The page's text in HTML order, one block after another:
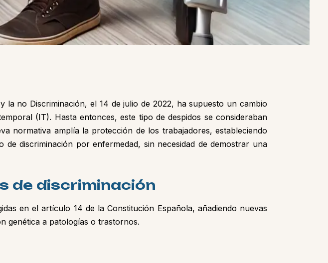
no Discriminación, el 14 de julio de 2022, ha supuesto un cambio
(IT). Hasta entonces, este tipo de despidos se consideraban
normativa amplía la protección de los trabajadores, estableciendo
discriminación por enfermedad, sin necesidad de demostrar una
de discriminación
en el artículo 14 de la Constitución Española, añadiendo nuevas
genética a patologías o trastornos.